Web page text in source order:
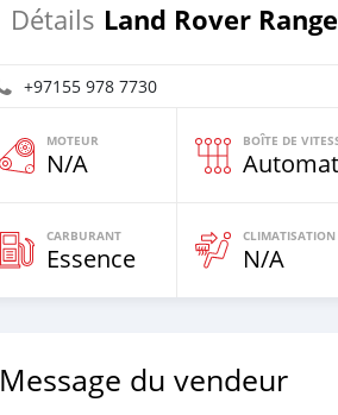
Détails Land Rover
+97155 978 7730
MOTEUR
N/A
CARBURANT
Essence
CLIMATISATION
N/A
Message du vendeur